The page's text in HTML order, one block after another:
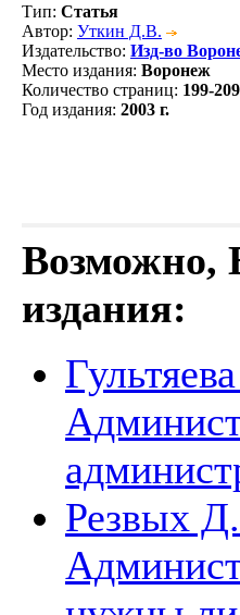
Тип: Статья
Автор: Уткин Д.В.
Издательство: Изд-во
Место издания: Воронеж
Количество страниц: 199-209
Год издания: 2003 г.
Возможно,
издания:
Резвых